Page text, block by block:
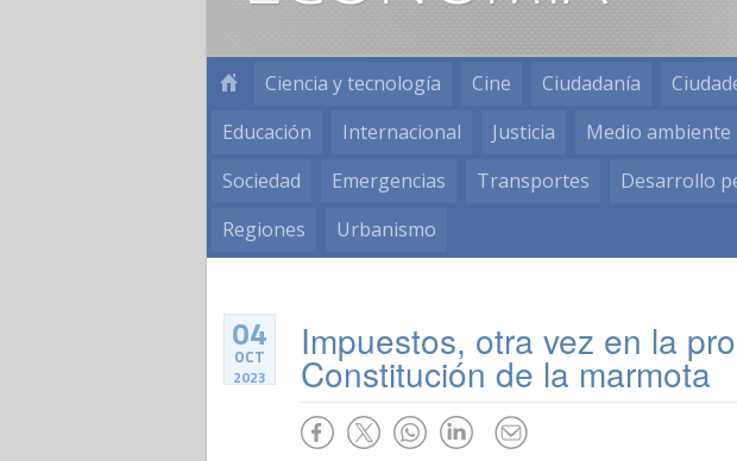
Ciencia y tecnología Cine Ciudadanía
Educación
Internacional Justicia Medio ambiente
Sociedad
Emergencias Transportes Desarrollo
Regiones
Urbanismo
04
OCT
2023
Impuestos, otra vez en la
Constitución de la marmota